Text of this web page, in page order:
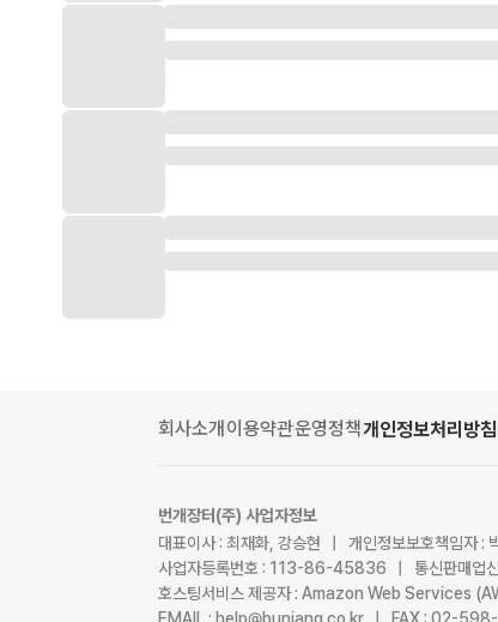
회사소개이용약관운영정책개인정보처리방침
번개장터(주) 사업자정보
대표이사 : 최재화, 강승현 | 개인정보보호책임자 :
사업자등록번호 : 113-86-45836 | 통신판매업
호스팅서비스 제공자 : Amazon Web Services